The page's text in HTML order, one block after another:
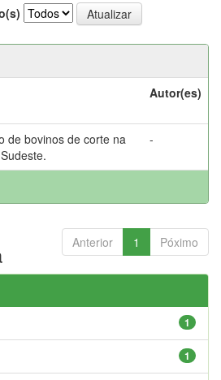
Autor(es)
de bovinos de corte na
-
Anterior 1 Póximo
1
1